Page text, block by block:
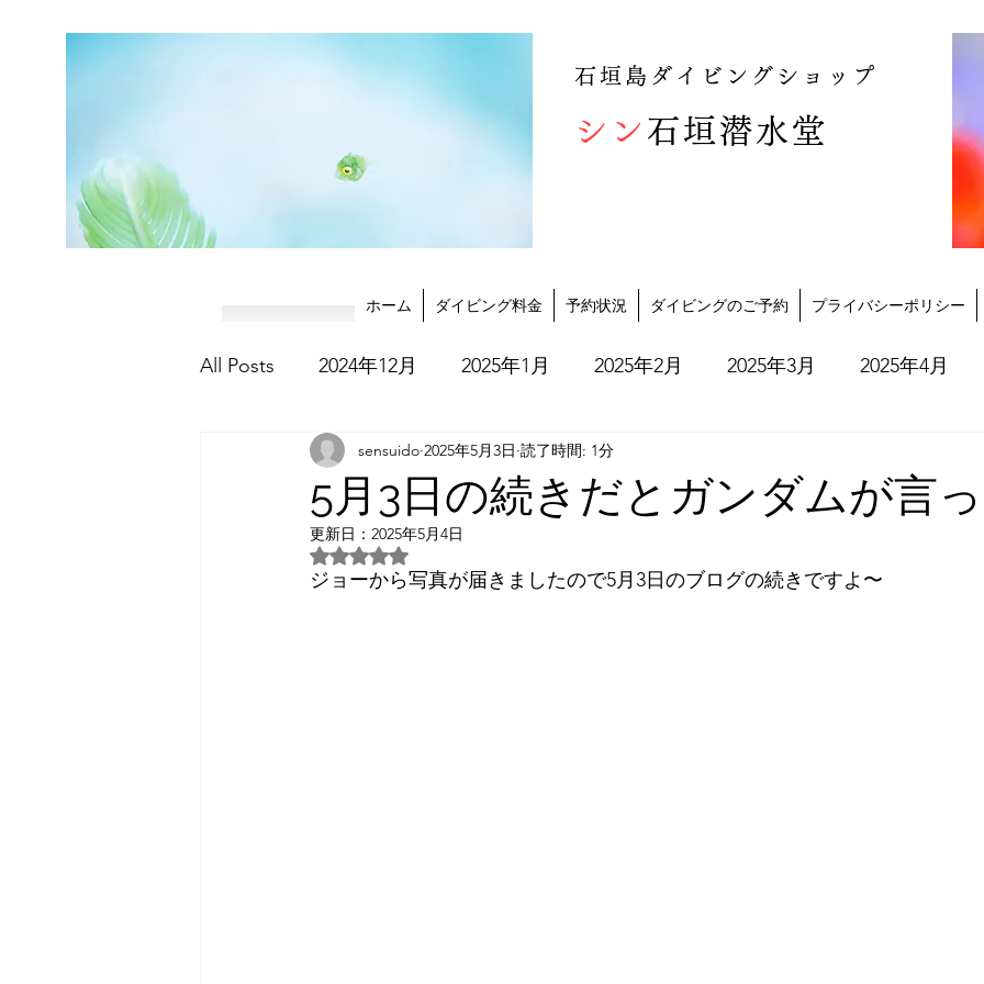
石垣島ダイビングショップ
シン 石垣潜水堂
ホーム ダイビング料金 予約状況 ダイビングのご予約 プライバシーポリシー
All Posts 2024年12月 2025年1月 2025年2月 2025年3月 2025年4月
2025年8月 2025年9月 2025年10月
2026年3月 2026年4月
5月3日の続きだとガンダムが言
sensuido 2025年5月3日 読了時間: 1分
更新日： 2025年5月4日
5つ星のうちNaNと評価されています。
ジョーから写真が届きましたので5月3日のブログの続きですよ〜